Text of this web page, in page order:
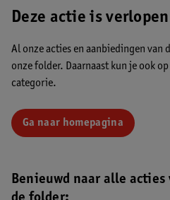
Deze actie is verlopen
Al onze acties en aanbiedingen van
onze folder. Daarnaast kun je ook
categorie.
Ga naar homepagina
Benieuwd naar alle acties